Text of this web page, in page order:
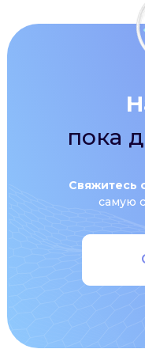
Свяжитесь
самую
пока